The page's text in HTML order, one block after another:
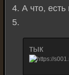
4. А что,
5.
тык